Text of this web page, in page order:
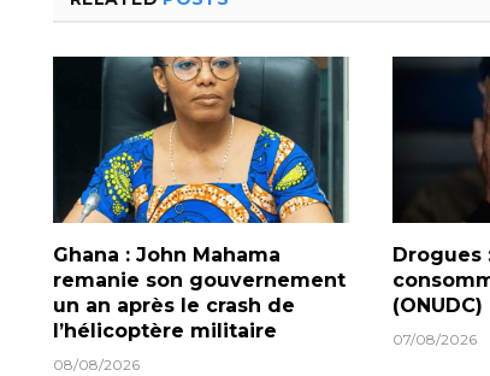
Ghana : John Mahama
remanie son gouvernement
un an après le crash de
l’hélicoptère militaire
08/08/2026
Drogues
(ONUDC)
07/08/2026